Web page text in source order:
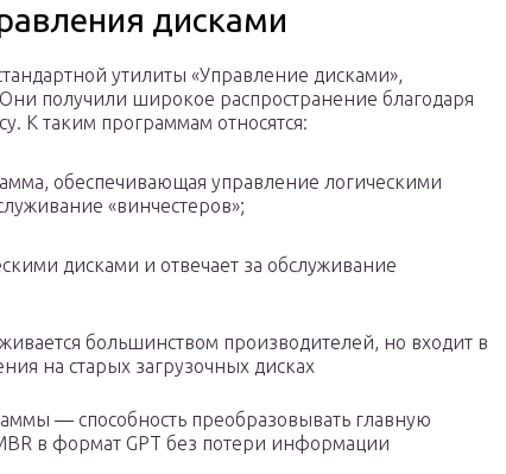
дисками
утилиты «Управление дисками»,
получили широкое распространение благодаря
К таким программам относятся:
обеспечивающая управление логическими
«винчестеров»;
дисками и отвечает за обслуживание
большинством производителей, но входит в
на старых загрузочных дисках
— способность преобразовывать главную
в формат GPT без потери информации